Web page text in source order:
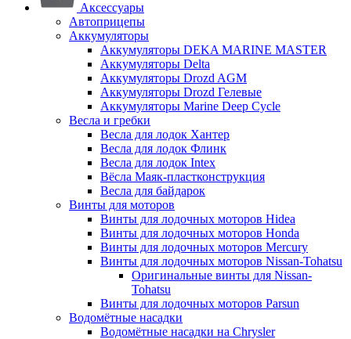
Аксессуары
Автоприцепы
Аккумуляторы
Аккумуляторы DEKA MARINE MASTER
Аккумуляторы Delta
Аккумуляторы Drozd AGM
Аккумуляторы Drozd Гелевые
Аккумуляторы Marine Deep Cycle
Весла и гребки
Весла для лодок Хантер
Весла для лодок Флинк
Весла для лодок Intex
Вёсла Маяк-пластконструкция
Весла для байдарок
Винты для моторов
Винты для лодочных моторов Hidea
Винты для лодочных моторов Honda
Винты для лодочных моторов Mercury
Винты для лодочных моторов Nissan-Tohatsu
Оригинальные винты для Nissan-
Tohatsu
Винты для лодочных моторов Parsun
Водомётные насадки
Водомётные насадки на Chrysler